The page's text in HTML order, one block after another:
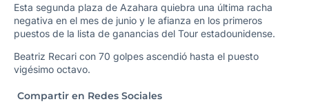
Esta segunda plaza de Azahara quiebra una última racha
negativa en el mes de junio y le afianza en los primeros
puestos de la lista de ganancias del Tour estadounidense.
Beatriz Recari con 70 golpes ascendió hasta el puesto
vigésimo octavo.
Compartir en Redes Sociales